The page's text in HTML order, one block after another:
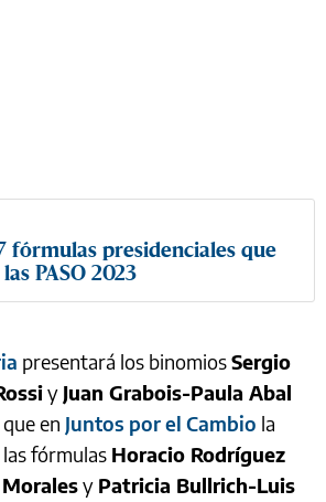
fórmulas presidenciales que
PASO 2023
presentará los binomiosSergio
y Juan Grabois-Paula Abal
en Juntos por el Cambio la
fórmulas Horacio Rodríguez
y Patricia Bullrich-Luis